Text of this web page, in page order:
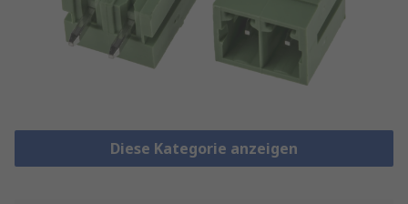
Diese Kategorie anzeigen